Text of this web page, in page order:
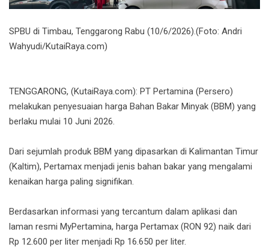
SPBU di Timbau, Tenggarong Rabu (10/6/2026).(Foto: Andri
Wahyudi/KutaiRaya.com)
TENGGARONG, (KutaiRaya.com): PT Pertamina (Persero)
melakukan penyesuaian harga Bahan Bakar Minyak (BBM) yang
berlaku mulai 10 Juni 2026.
Dari sejumlah produk BBM yang dipasarkan di Kalimantan Timur
(Kaltim), Pertamax menjadi jenis bahan bakar yang mengalami
kenaikan harga paling signifikan.
Berdasarkan informasi yang tercantum dalam aplikasi dan
laman resmi MyPertamina, harga Pertamax (RON 92) naik dari
Rp 12.600 per liter menjadi Rp 16.650 per liter.